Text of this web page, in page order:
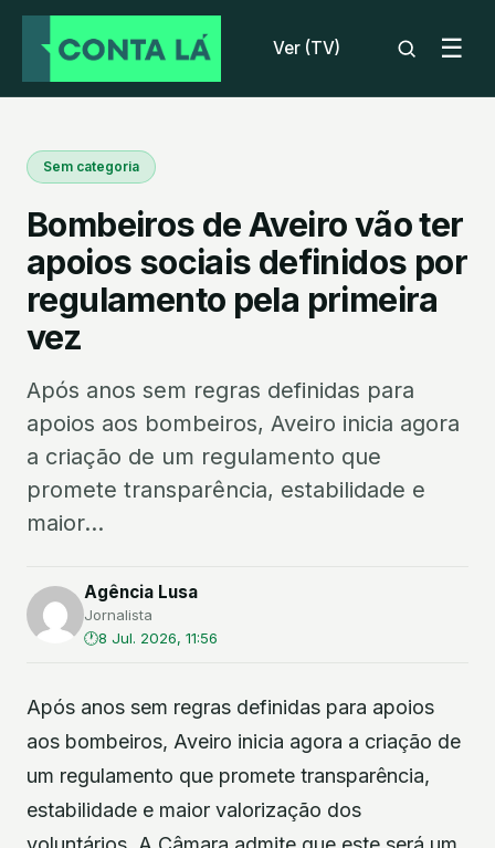
Ver (TV) ☰
Sem categoria
Bombeiros de Aveiro vão ter
apoios sociais definidos por
regulamento pela primeira
vez
Após anos sem regras definidas para
apoios aos bombeiros, Aveiro inicia agora
a criação de um regulamento que
promete transparência, estabilidade e
maior...
Agência Lusa
Jornalista
8 Jul. 2026, 11:56
Após anos sem regras definidas para apoios
aos bombeiros, Aveiro inicia agora a criação de
um regulamento que promete transparência,
estabilidade e maior valorização dos